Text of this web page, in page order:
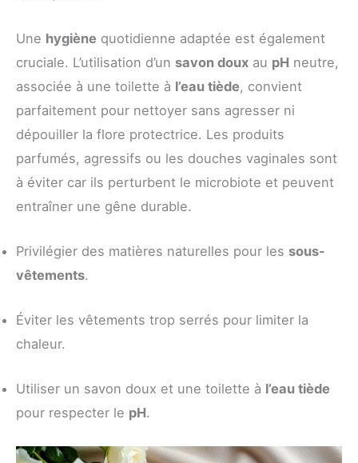
Une hygiène quotidienne adaptée est également
cruciale. L’utilisation d’un savon doux au pH neutre,
associée à une toilette à l’eau tiède, convient
parfaitement pour nettoyer sans agresser ni
dépouiller la flore protectrice. Les produits
parfumés, agressifs ou les douches vaginales sont
à éviter car ils perturbent le microbiote et peuvent
entraîner une gêne durable.
Privilégier des matières naturelles pour les sous-
vêtements.
Éviter les vêtements trop serrés pour limiter la
chaleur.
Utiliser un savon doux et une toilette à l’eau tiède
pour respecter le pH.